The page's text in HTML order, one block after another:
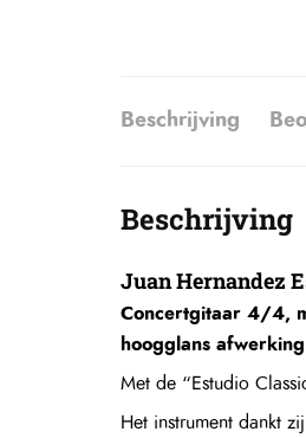
Beschrijving
Beschrijving
Juan Hernandez
Concertgitaar 4/4,
hoogglans
Met de “Estudio
Het instrument dankt